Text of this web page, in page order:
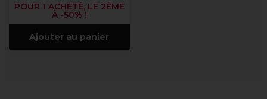
POUR 1 ACHETÉ, LE 2ÈME
À -50% !
Ajouter au panier